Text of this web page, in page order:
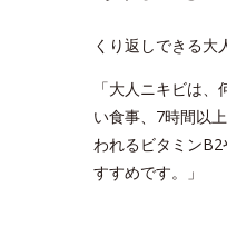
くり返しできる大
「大人ニキビは
い食事、7時間以
われるビタミン
すすめです。」